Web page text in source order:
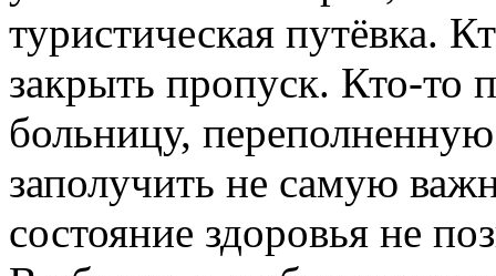
туристическая путёвка.
закрыть пропуск. Кто-то
больницу,
заполучить не самую
состояние здоровья не